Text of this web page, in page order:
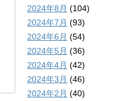
2024年8月 (104)
2024年7月 (93)
2024年6月 (54)
2024年5月 (36)
2024年4月 (42)
2024年3月 (46)
2024年2月 (40)